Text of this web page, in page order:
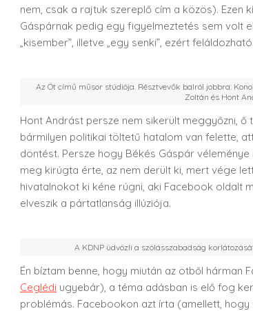
nem, csak a rajtuk szereplő cím a közös). Ezen
Gáspárnak pedig egy figyelmeztetés sem volt
„kisember”, illetve „egy senki”, ezért feláldozható.
Az Öt című műsor stúdiója. Résztvevők balról jobbra:
Zoltán és Hont
Hont Andrást persze nem sikerült meggyőzni,
bármilyen politikai töltetű hatalom van felette,
döntést. Persze hogy Békés Gáspár
meg kirúgta érte, az nem derült ki, mert vége
hivatalnokot ki kéne rúgni, aki Facebook oldalt
elveszik a pártatlanság illúziója.
A KDNP üdvözli a szólásszabadság
Én bíztam benne, hogy miután az ötből
Ceglédi ugyebár), a téma adásban is elő fog
problémás. Facebookon azt írta (amellett, hogy